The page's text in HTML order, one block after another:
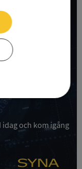
API
företag
idag och kom igång